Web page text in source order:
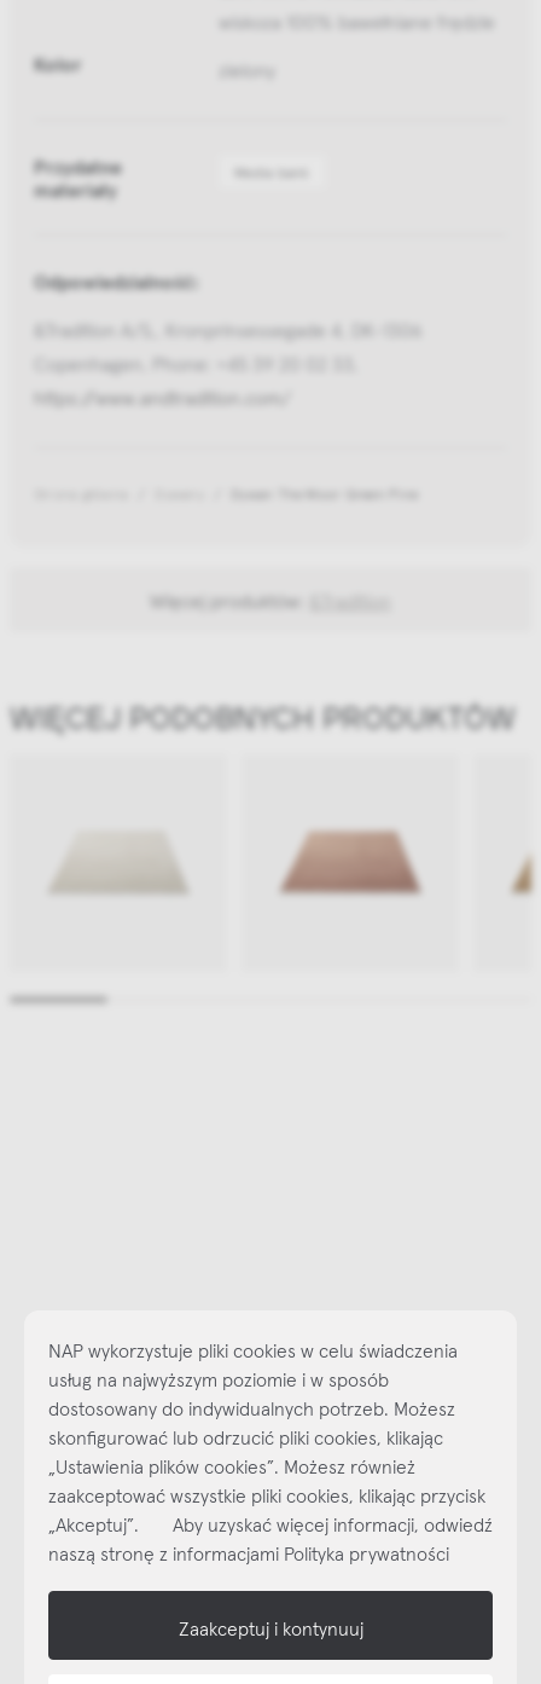
wiskoza 100% bawełniane frędzle
Kolor zielony
Przydatne
materiały
Media bank
Odpowiedzialność:
&Tradition A/S,, Kronprinsessegade 4, DK-1306
Copenhagen, Phone: +45 39 20 02 33,
https://www.andtradition.com/
Dywan The Moor Green Pine
Więcej produktów:
WIĘCEJ PODOBNYCH PRODUKTÓW
Najlepsze inspiracje i promocje na wyciągnięcie ręki, zapisz się już
dzisiaj do naszego cyklicznego newslettera!
SubskrybujNEWSLETTER
NAP
NAP wykorzystuje pliki cookies w celu świadczenia
usług na najwyższym poziomie i w sposób
dostosowany do indywidualnych potrzeb. Możesz
skonfigurować lub odrzucić pliki cookies, klikając
„Ustawienia plików cookies”. Możesz również
zaakceptować wszystkie pliki cookies, klikając przycisk
„Akceptuj”. Aby uzyskać więcej informacji, odwiedź
naszą stronę z informacjami Polityka prywatności
Zaakceptuj i kontynuuj